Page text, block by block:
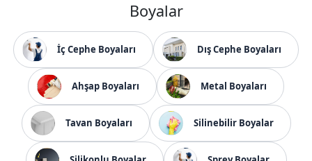
Boyalar
İç Cephe Boyaları Dış Cephe Boyaları
Ahşap Boyaları Metal Boyaları
Tavan Boyaları Silinebilir Boyalar